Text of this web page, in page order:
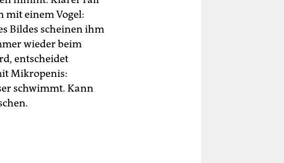
mit einem Vogel:
Bildes scheinen ihm
wieder beim
entscheidet
Mikropenis:
schwimmt. Kann